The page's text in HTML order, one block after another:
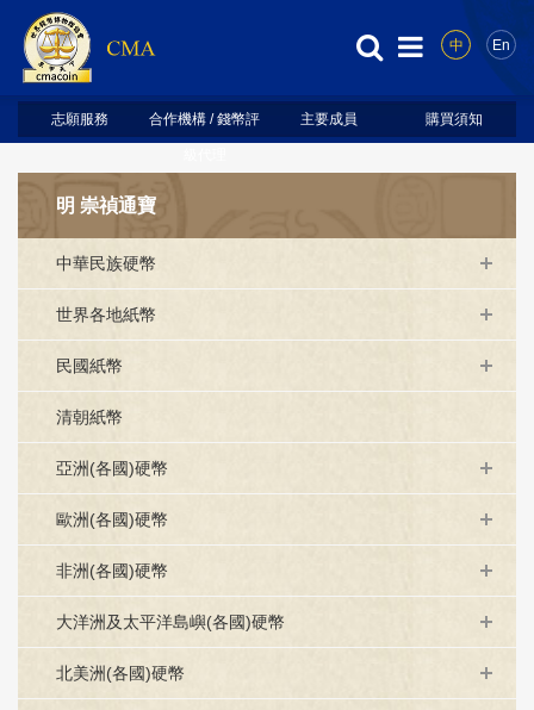
中 En
志願服務 合作機構 / 錢幣評 主要成員 購買須知
明 崇禎通寶
中華民族硬幣
世界各地紙幣
民國紙幣
清朝紙幣
亞洲(各國)硬幣
歐洲(各國)硬幣
非洲(各國)硬幣
大洋洲及太平洋島嶼(各國)硬幣
北美洲(各國)硬幣